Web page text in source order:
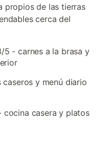
propios de las tierras
cerca del
5 - carnes a la brasa y
caseros y menú diario
cocina casera y platos